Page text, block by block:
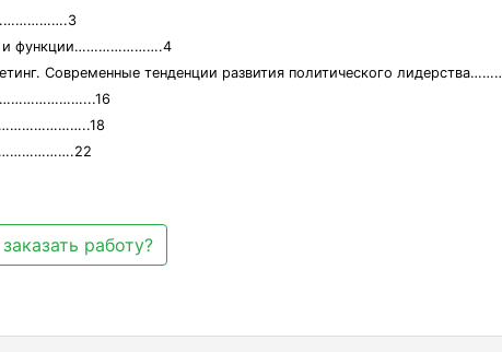
и функции………………….4
Современные тенденции развития политического
работу?